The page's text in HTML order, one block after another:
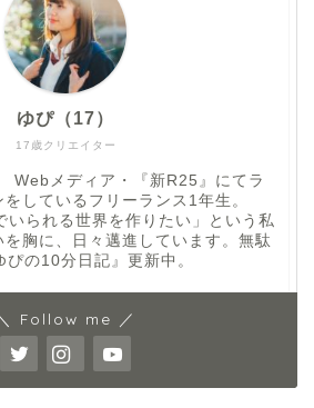
17歳クリエイター
ゆぴ（17）
Webメディア・『新R25』にてラ
しているフリーランス1年生。
いられる世界を作りたい」という私
胸に、日々邁進しています。無駄
の10分日記』更新中。
Follow me ／